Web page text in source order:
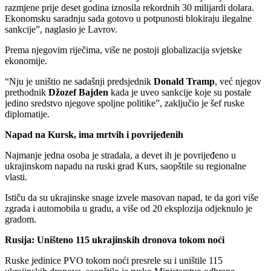
razmjene prije deset godina iznosila rekordnih 30 milijardi dolara.
Ekonomsku saradnju sada gotovo u potpunosti blokiraju ilegalne
sankcije”, naglasio je Lavrov.
Prema njegovim riječima, više ne postoji globalizacija svjetske
ekonomije.
“Nju je uništio ne sadašnji predsjednik Donald Tramp, već njegov
prethodnik Džozef Bajden kada je uveo sankcije koje su postale
jedino sredstvo njegove spoljne politike”, zaključio je šef ruske
diplomatije.
Napad na Kursk, ima mrtvih i povrijeđenih
Najmanje jedna osoba je stradala, a devet ih je povrijeđeno u
ukrajinskom napadu na ruski grad Kurs, saopštile su regionalne
vlasti.
Ističu da su ukrajinske snage izvele masovan napad, te da gori više
zgrada i automobila u gradu, a više od 20 eksplozija odjeknulo je
gradom.
Rusija: Uništeno 115 ukrajinskih dronova tokom noći
Ruske jedinice PVO tokom noći presrele su i uništile 115